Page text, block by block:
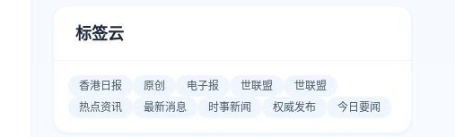
标签云
香港日报 原创 电子报 世联盟
世联盟
热点资讯
最新消息 时事新闻 权威发布 今日要闻